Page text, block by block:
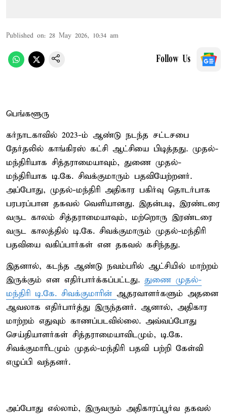
Published on: 28 May 2026, 10:34 am
Follow Us
பெங்களூரு
கர்நாடகாவில் 2023-ம் ஆண்டு நடந்த சட்டசபை
தேர்தலில் காங்கிரஸ் கட்சி ஆட்சியை பிடித்தது. முதல்-
மந்திரியாக சித்தராமையாவும், துணை முதல்-
மந்திரியாக டி.கே. சிவக்குமாரும் பதவியேற்றனர்.
அப்போது, முதல்-மந்திரி அதிகார பகிர்வு தொடர்பாக
பரபரப்பான தகவல் வெளியானது. இதன்படி, இரண்டரை
வருட காலம் சித்தராமையாவும், மற்றொரு இரண்டரை
வருட காலத்தில் டி.கே. சிவக்குமாரும் முதல்-மந்திரி
பதவியை வகிப்பார்கள் என தகவல் கசிந்தது.
இதனால், கடந்த ஆண்டு நவம்பரில் ஆட்சியில் மாற்றம்
இருக்கும் என எதிர்பார்க்கப்பட்டது. துணை முதல்-
மந்திரி டி.கே. சிவக்குமாரின் ஆதரவாளர்களும் அதனை
ஆவலாக எதிர்பார்த்து இருந்தனர். ஆனால், அதிகார
மாற்றம் எதுவும் காணப்படவில்லை. அவ்வப்போது
செய்தியாளர்கள் சித்தராமையாவிடமும், டி.கே.
சிவக்குமாரிடமும் முதல்-மந்திரி பதவி பற்றி கேள்வி
எழுப்பி வந்தனர்.
அப்போது எல்லாம், இருவரும் அதிகாரப்பூர்வ தகவல்